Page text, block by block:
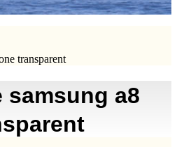
transparent
samsung a8